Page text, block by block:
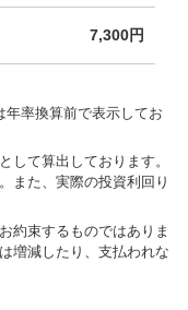
年率換算前で表示してお
して算出しております。
また、実際の投資利回り
約束するものではありま
増減したり、支払われな